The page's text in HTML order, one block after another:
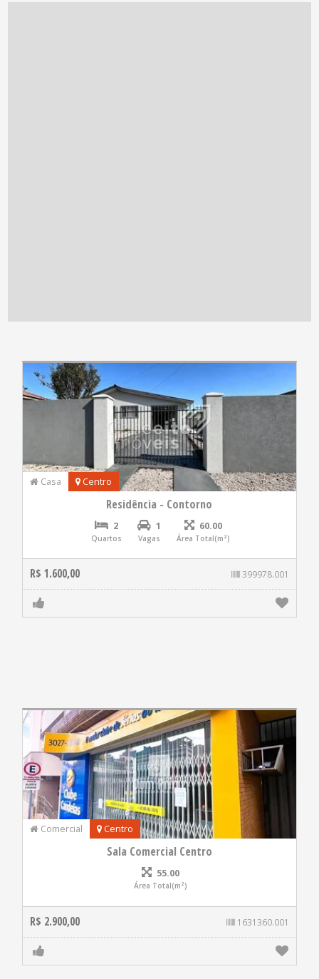
Casa Centro
Residência - Contorno
2
Quartos
1
Vagas
60.00
Área Total(m²)
R$ 1.600,00 399978.001
Comercial Centro
Sala Comercial Centro
55.00
Área Total(m²)
R$ 2.900,00 1631360.001